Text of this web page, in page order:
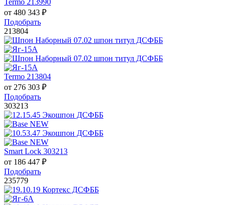
от 480 343 ₽
Подобрать
213804
Termo 213804
от 276 303 ₽
Подобрать
303213
Smart Lock 303213
от 186 447 ₽
Подобрать
235779